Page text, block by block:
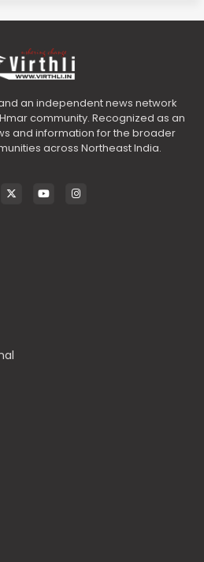
an independent news network
community. Recognized as an
and information for the broader
across Northeast India.